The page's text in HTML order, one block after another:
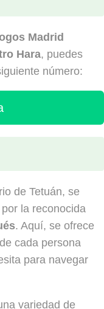
Madrid
Hara, puedes
número:
de Tetuán, se
la reconocida
. Aquí, se ofrece
cada persona
para navegar
variedad de